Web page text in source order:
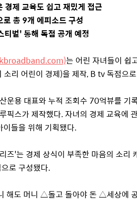
경제 교육도 쉽고 재밌게 접근
로 총9개 에피소드 구성
티벌' 통해 독점 공개 예정
는 어린 자녀들이 쉽
소리 어린이 경제)을 제작, B tv독점으
운용 대표와 누적 조회수 70억뷰를 기
픽스가 제작했다.자녀의 경제 교육에
들을 위해 기획됐다.
즈'는 경제 상식이 부족한 마음의 소리
로 구성됐다.
해도 머니 △돌고 돌아야 돈 △세상에